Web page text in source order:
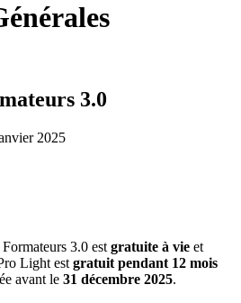
3.0
2025
3.0 est gratuite à vie et
Light est gratuit pendant 12 mois
avant le 31 décembre 2025.